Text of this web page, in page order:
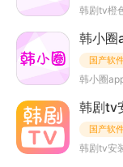
韩小圈
国产软
国产软